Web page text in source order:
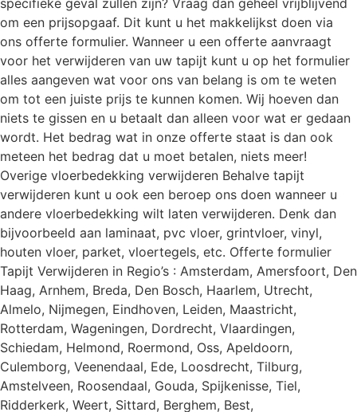
specifieke geval zullen zijn? Vraag dan geheel vrijblijvend
om een prijsopgaaf. Dit kunt u het makkelijkst doen via
ons offerte formulier. Wanneer u een offerte aanvraagt
voor het verwijderen van uw tapijt kunt u op het formulier
alles aangeven wat voor ons van belang is om te weten
om tot een juiste prijs te kunnen komen. Wij hoeven dan
niets te gissen en u betaalt dan alleen voor wat er gedaan
wordt. Het bedrag wat in onze offerte staat is dan ook
meteen het bedrag dat u moet betalen, niets meer!
Overige vloerbedekking verwijderen Behalve tapijt
verwijderen kunt u ook een beroep ons doen wanneer u
andere vloerbedekking wilt laten verwijderen. Denk dan
bijvoorbeeld aan laminaat, pvc vloer, grintvloer, vinyl,
houten vloer, parket, vloertegels, etc. Offerte formulier
Tapijt Verwijderen in Regio’s : Amsterdam, Amersfoort, Den
Haag, Arnhem, Breda, Den Bosch, Haarlem, Utrecht,
Almelo, Nijmegen, Eindhoven, Leiden, Maastricht,
Rotterdam, Wageningen, Dordrecht, Vlaardingen,
Schiedam, Helmond, Roermond, Oss, Apeldoorn,
Culemborg, Veenendaal, Ede, Loosdrecht, Tilburg,
Amstelveen, Roosendaal, Gouda, Spijkenisse, Tiel,
Ridderkerk, Weert, Sittard, Berghem, Best,